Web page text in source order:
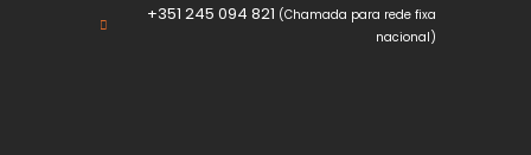
+351 245 094 821 (Chamada para rede fixa
nacional)